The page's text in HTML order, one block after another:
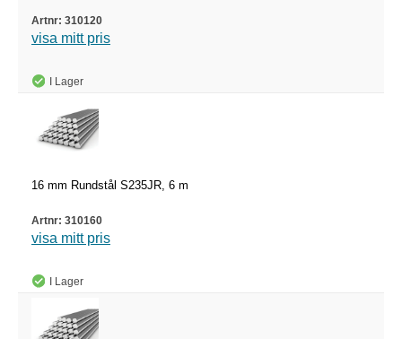
310120
visa mitt pris
I Lager
16 mm Rundstål S235JR, 6 m
310160
visa mitt pris
I Lager